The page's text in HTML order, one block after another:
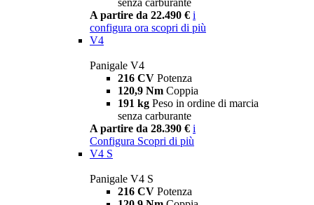
senza carburante
A partire da 22.490 € i
configura ora scopri di più
V4
Panigale V4
216 CV Potenza
120,9 Nm Coppia
191 kg Peso in ordine di marcia
senza carburante
A partire da 28.390 € i
Configura Scopri di più
V4 S
Panigale V4 S
216 CV Potenza